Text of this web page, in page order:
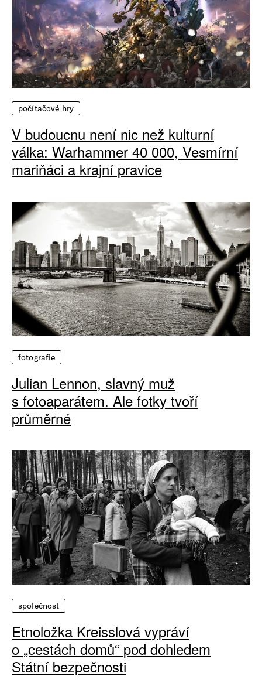
počítačové hry
V budoucnu není nic než kulturní
válka: Warhammer 40 000, Vesmírní
mariňáci a krajní pravice
fotografie
Julian Lennon, slavný muž
s fotoaparátem. Ale fotky tvoří
průměrné
společnost
Etnoložka Kreisslová vypráví
o „cestách domů“ pod dohledem
Státní bezpečnosti